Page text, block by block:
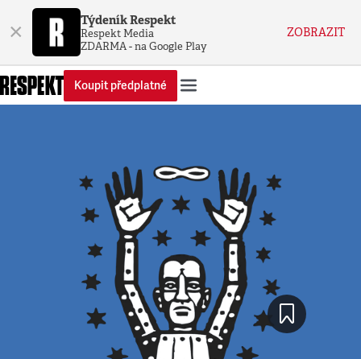
× Týdeník Respekt
Respekt Media
ZDARMA - na Google Play
ZOBRAZIT
Koupit předplatné